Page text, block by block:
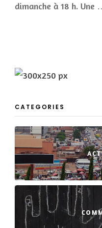
dimanche à 18 h. Une
CATEGORIES